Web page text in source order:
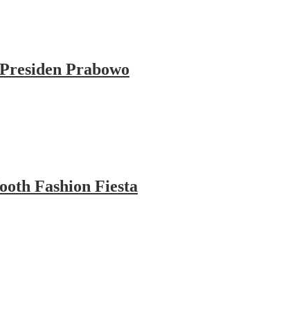
Prabowo
Fashion Fiesta